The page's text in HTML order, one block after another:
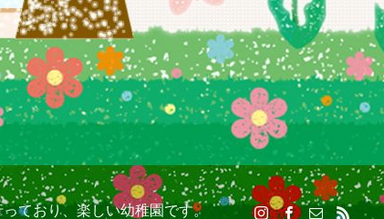
ており、楽しい幼稚園です。